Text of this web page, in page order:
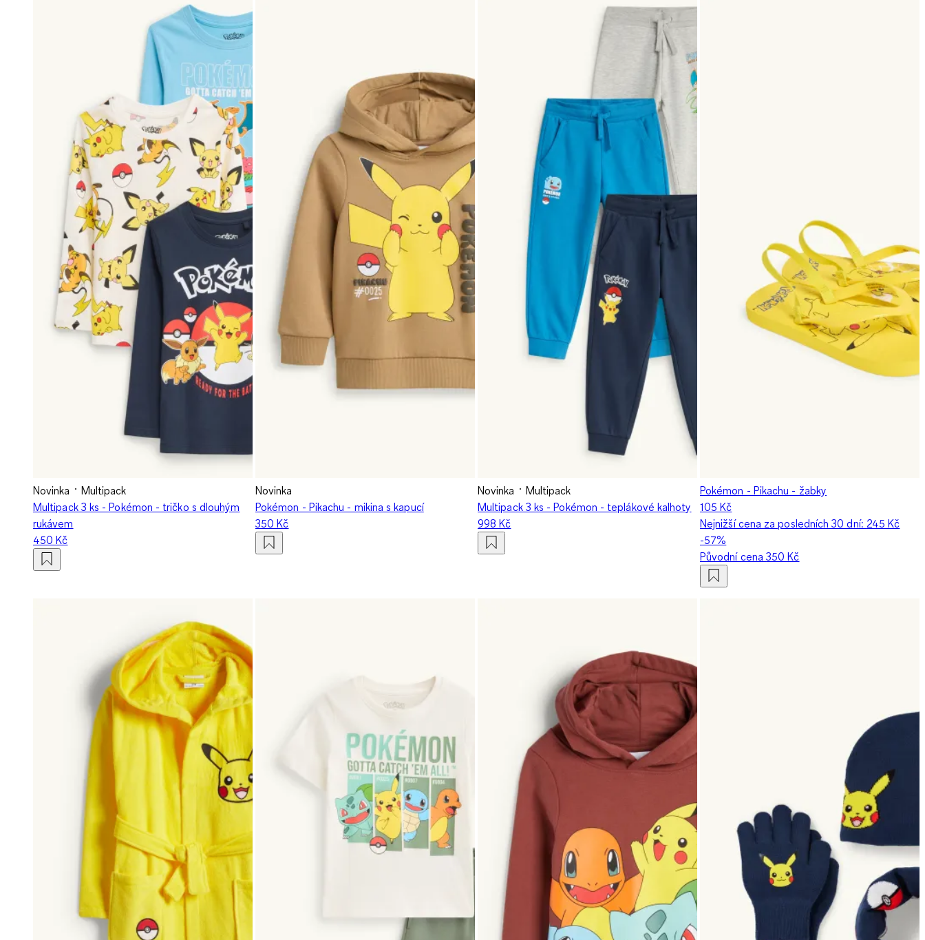
Novinka
Multipack
Multipack 3 ks - Pokémon - tričko s dlouhým
rukávem
450 Kč
Novinka
Pokémon - Pikachu - mikina s kapucí
350 Kč
Novinka
Multipack
Multipack 3 ks - Pokémon - teplákové kalhoty
998 Kč
Pokémon - Pikachu - žabky
105 Kč
Nejnižší cena za posledních 30 dní: 245 Kč
-57%
Původní cena350 Kč